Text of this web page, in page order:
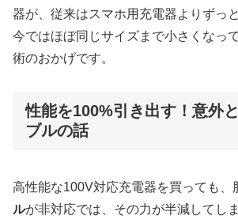
器が、従来はスマホ用充電器よりずっ
今ではほぼ同じサイズまで小さくなっ
術のおかげです。
性能を100%引き出す！意外
ブルの話
高性能な100V対応充電器を買っても、
ルが非対応では、その力が半減してし